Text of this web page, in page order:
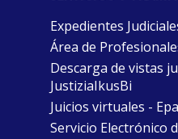
Expedientes
Área de
Descarga de vistas
JustiziaIkusBi
Juicios virtuales -
Servicio Electrónico